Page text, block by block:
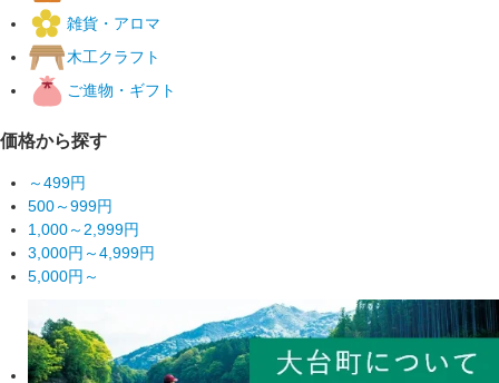
雑貨・アロマ
木工クラフト
ご進物・ギフト
価格から探す
～499円
500～999円
1,000～2,999円
3,000円～4,999円
5,000円～